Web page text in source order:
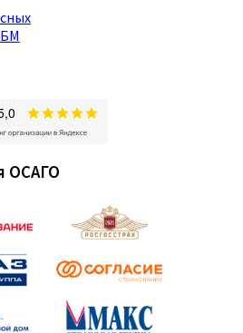
ОСАГО